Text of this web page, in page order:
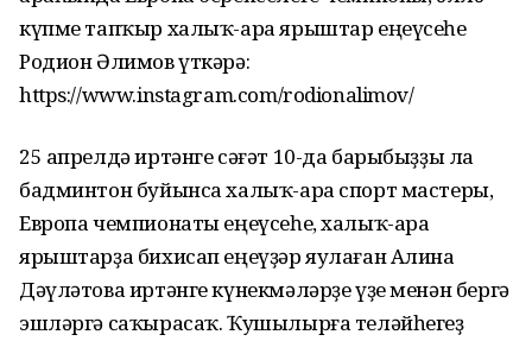
күпме тапҡыр халыҡ-ара ярыштар еңеүсеһе
Родион Әлимов үткәрә:
https://www.instagram.com/rodionalimov/
25 апрелдә иртәнге сәғәт 10-да барыбыҙҙы ла
бадминтон буйынса халыҡ-ара спорт мастеры,
Европа чемпионаты еңеүсеһе, халыҡ-ара
ярыштарҙа бихисап еңеүҙәр яулаған Алина
Дәүләтова иртәнге күнекмәләрҙе үҙе менән бергә
эшләргә саҡырасаҡ. Ҡушылырға теләйһегеҙ